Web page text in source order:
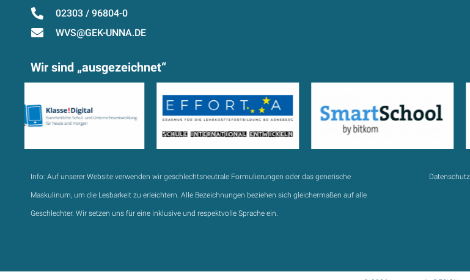
02303 / 96804-0
WVS@GEK-UNNA.DE
Wir sind „ausgezeichnet“
Info: Auf unserer Website verwenden wir geschlechtsneutrale Formulierungen oder das generische
Maskulinum, um die Lesbarkeit zu erleichtern. Alle Bezeichnungen beziehen sich gleichermaßen auf alle
Geschlechter. Wir setzen uns für eine inklusive und respektvolle Sprache ein.
Datenschutz